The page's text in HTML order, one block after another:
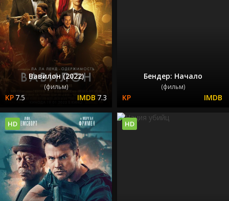
Вавилон (2022)
(фильм)
7.5 7.3
Бендер: Начало
(фильм)
HD HD